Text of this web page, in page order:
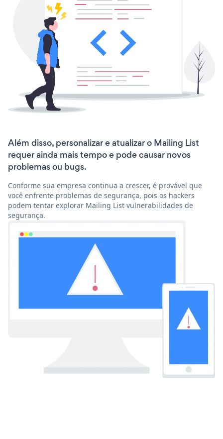
Além disso, personalizar e atualizar o Mailing List
requer ainda mais tempo e pode causar novos
problemas ou bugs.
Conforme sua empresa continua a crescer, é provável que
você enfrente problemas de segurança, pois os hackers
podem tentar explorar Mailing List vulnerabilidades de
segurança.